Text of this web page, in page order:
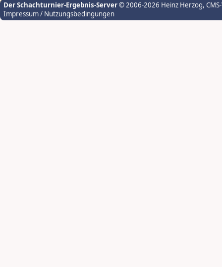
Der Schachturnier-Ergebnis-Server© 2006-2026 Heinz Herzog,
Impressum / Nutzungsbedingungen